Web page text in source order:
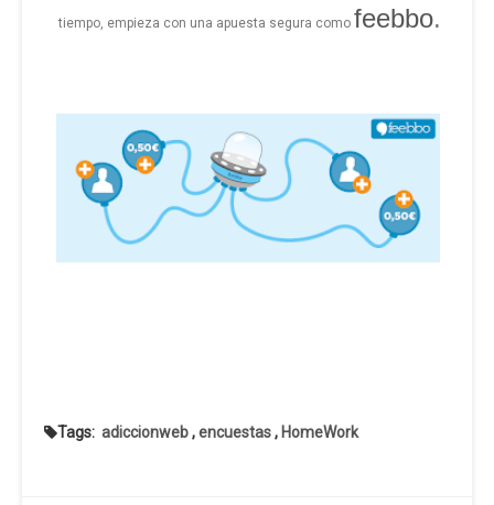
tiempo, empieza con una apuesta segura como feebbo.
Tags: adiccionweb,encuestas, HomeWork